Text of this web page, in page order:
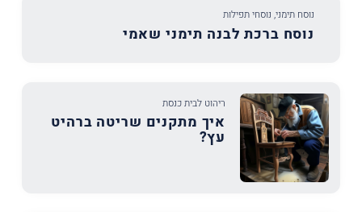
נוסח תימני, נוסחי תפילות
נוסח ברכת לבנה תימני שאמי
ריהוט לבית כנסת
איך מתקנים שריטה ברהיט
עץ?